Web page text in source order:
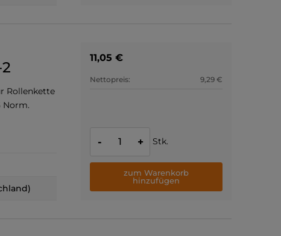
Rollenkette
Norm.
11,05 €
Nettopreis: 9,29 €
- + Stk.
zum Warenkorb
hinzufügen